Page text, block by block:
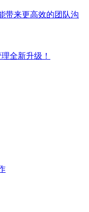
带来更高效的团队沟
全新升级！